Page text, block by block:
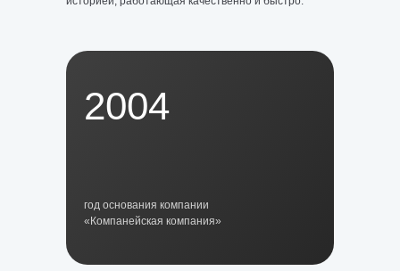
год основания компании
«Компанейская компания»
2004